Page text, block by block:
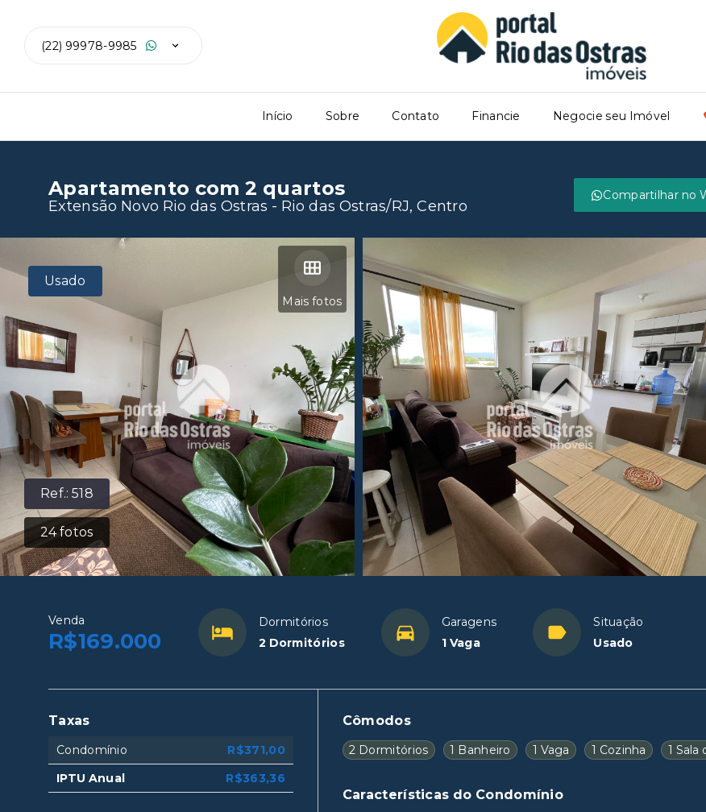
(22) 99978-9985
Início Sobre Contato Financie Negocie seu Imóvel
Apartamento com 2 quartos
Extensão Novo Rio das Ostras - Rio das Ostras/RJ, Centro
Compartilhar no
Ref.:518
24fotos
Mais fotos
Usado
Venda
R$169.000
Dormitórios
2 Dormitórios
Garagens
1 Vaga
Situação
Usado
Cômodos
2 Dormitórios 1 Banheiro 1 Vaga 1 Cozinha 1 Sala
Características do Condomínio
Taxas
Condomínio
R$371,00
IPTU Anual
R$363,36